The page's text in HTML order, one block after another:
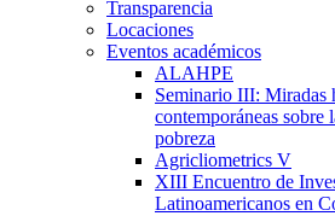
Transparencia
Locaciones
Eventos académicos
ALAHPE
Seminario III: Miradas
contemporáneas sobre
pobreza
Agricliometrics V
XIII Encuentro de
Latinoamericanos en